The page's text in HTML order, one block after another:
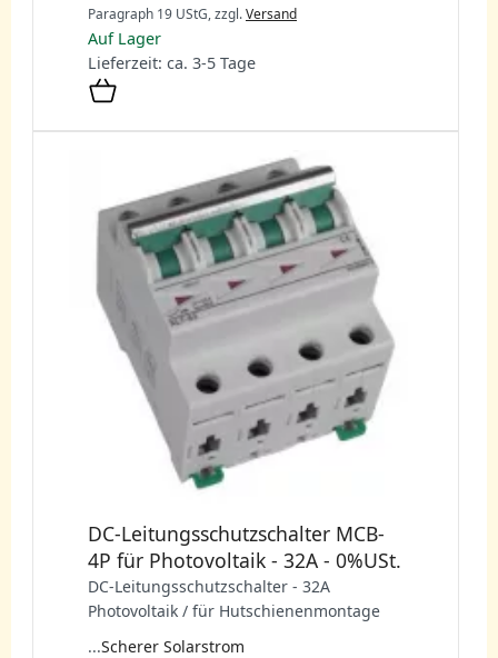
Paragraph 19 UStG,zzgl.Versand
Auf Lager
Lieferzeit: ca. 3-5 Tage
DC-Leitungsschutzschalter MCB-
4P für Photovoltaik - 32A - 0%USt.
DC-Leitungsschutzschalter - 32A
Photovoltaik / für Hutschienenmontage
...Scherer Solarstrom